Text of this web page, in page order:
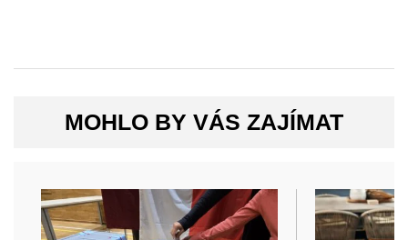
MOHLO BY VÁS ZAJÍMAT